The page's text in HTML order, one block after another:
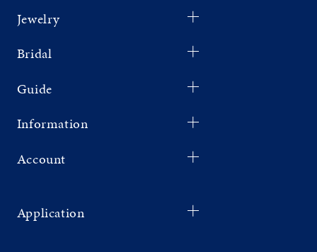
Jewelry
Bridal
Guide
Information
Account
Application